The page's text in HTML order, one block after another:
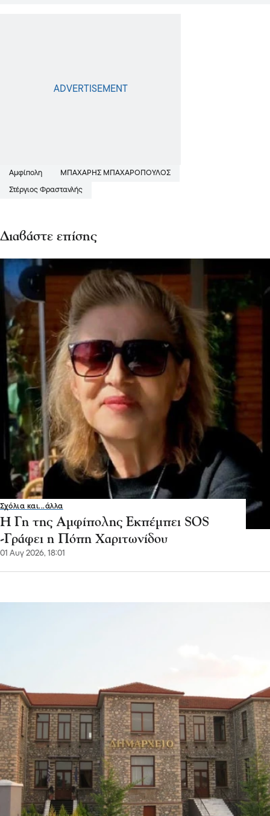
Αμφίπολη ΜΠΑΧΑΡΗΣ ΜΠΑΧΑΡΟΠΟΥΛΟΣ
Στέργιος Φραστανλής
Διαβάστε επίσης
Σχόλια και...άλλα
Η Γη της Αμφίπολης Εκπέμπει SOS
-Γράφει η Πόπη Χαριτωνίδου
01 Αυγ 2026, 18:01